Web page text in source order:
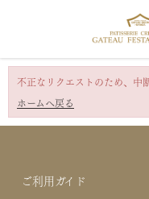
不正なリクエストのため、中
ホームへ戻る
ご利用ガイド